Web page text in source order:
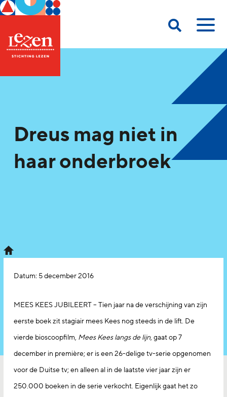
Dreus mag niet in
haar onderbroek
Datum: 5 december 2016
MEES KEES JUBILEERT – Tien jaar na de verschijning van zijn
eerste boek zit stagiair mees Kees nog steeds in de lift. De
vierde bioscoopfilm, Mees Kees langs de lijn, gaat op 7
december in première; er is een 26-delige tv-serie opgenomen
voor de Duitse tv; en alleen al in de laatste vier jaar zijn er
250.000 boeken in de serie verkocht. Eigenlijk gaat het zo